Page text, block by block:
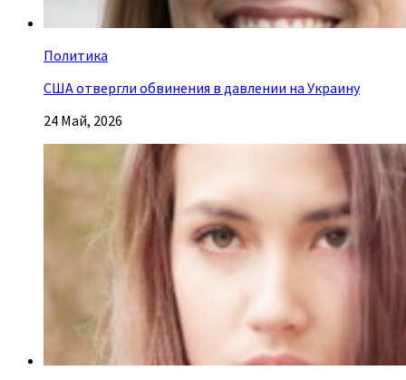
Политика
США отвергли обвинения в давлении на Украину
24 Май, 2026